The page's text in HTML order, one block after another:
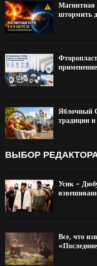
Магнитная
штормить
Яблочный
традиции и
ВЫБОР
Усик –
Все, что